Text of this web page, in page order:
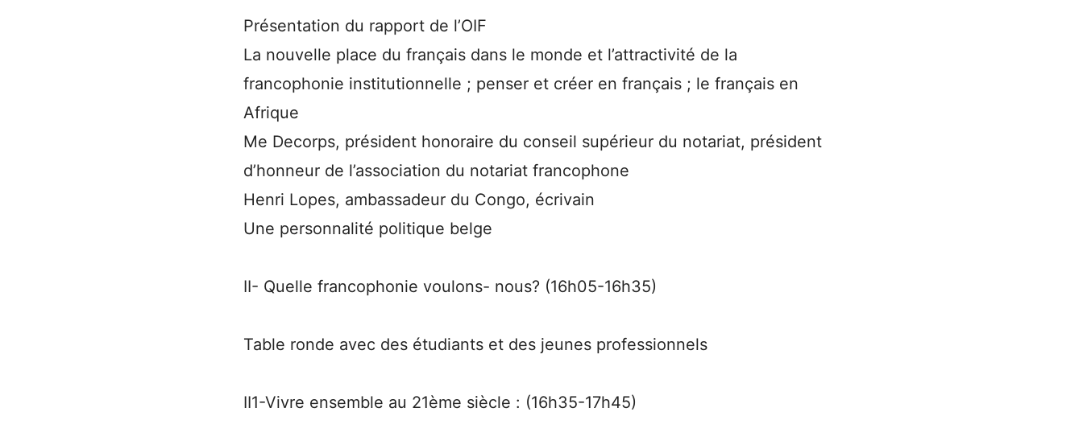
Présentation du rapport de l’OIF
La nouvelle place du français dans le monde et l’attractivité de la
francophonie institutionnelle ; penser et créer en français ; le français en
Afrique
Me Decorps, président honoraire du conseil supérieur du notariat, président
d’honneur de l’association du notariat francophone
Henri Lopes, ambassadeur du Congo, écrivain
Une personnalité politique belge
II- Quelle francophonie voulons- nous? (16h05-16h35)
Table ronde avec des étudiants et des jeunes professionnels
II1-Vivre ensemble au 21ème siècle : (16h35-17h45)